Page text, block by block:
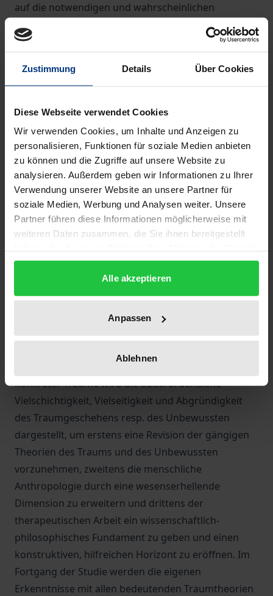
Zustimmung Details Über Cookies
Diese Webseite verwendet Cookies
Wir verwenden Cookies, um Inhalte und Anzeigen zu
personalisieren, Funktionen für soziale Medien anbieten
zu können und die Zugriffe auf unsere Website zu
analysieren. Außerdem geben wir Informationen zu Ihrer
Verwendung unserer Website an unsere Partner für
soziale Medien, Werbung und Analysen weiter. Unsere
Partner führen diese Informationen möglicherweise mit
weiteren Daten zusammen, die Sie ihnen bereitgestellt
gesammelt haben.
Alle akzeptieren
Anpassen
Ablehnen
auf die notwendigen und wahrscheinlichen
Wirkfaktoren zurückzuschließen, ohne die der
Traum in seiner Phänomenalität nicht erscheinen
auf zwanglose Weise, die innere Natur des
wissenschaftlich nachprüfbar über den Ursprung
des Traums und das Wesen des ihm zugrunde
liegenden Unbewussten, mithin über das Verhältnis
des letzteren zum Bewusstsein genauere Aussagen
zu treffen. Dabei stellt sich heraus, dass der Traum
in seiner Entstehung und in seiner Gestalt nicht
zureichend durch neurobiologische Faktoren,
leibliche Sinnesprozesse, unbewusste (bzw.
Unbewusstes (Jung) oder ein „Seinsgeschick“ (Boss)
erklärt werden kann, sondern auf eine wesentlich
schöpferisch-geistige Potenz zurückgeht, die zwar
zum Wesen der menschlichen Gesamtperson
konkreter Träume wird die außerordentliche
Vielschichtigkeit, Vielseitigkeit und Abgründigkeit
des Traumgeschehens resp. des Unbewussten
dargestellt, um erstens eine Revision der gängigen
Theorien des Traums und des Unbewussten
vorzunehmen, zweitens die menschliche
Anthropologie durch eine wesenserhellende
Dimension zu erweitern und drittens der
therapeutischen Arbeit ein wissenschaftlich-
philosophisches Fundament zu geben und einen
konstruktiven, hilfreichen Horizont zu eröffnen. Im
Fortgang der Studie werden die eigenen
Erkenntnisse mit allen bedeutenden Traumtheorien